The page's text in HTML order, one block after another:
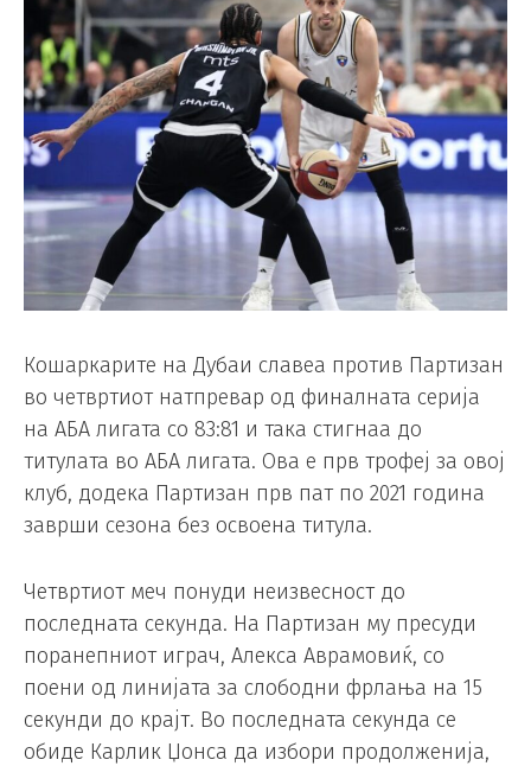
Кошаркарите на Дубаи славеа против Партизан
во четвртиот натпревар од финалната серија
на АБА лигата со 83:81 и така стигнаа до
титулата во АБА лигата. Oва е прв трофеј за овој
клуб, додека Партизан прв пат по 2021 година
заврши сезона без освоена титула.
Четвртиот меч понуди неизвесност до
последната секунда. На Партизан му пресуди
поранепниот играч, Алекса Аврамовиќ, со
поени од линијата за слободни фрлања на 15
секунди до крајт. Во последната секунда се
обиде Карлик Џонса да избори продолженија,